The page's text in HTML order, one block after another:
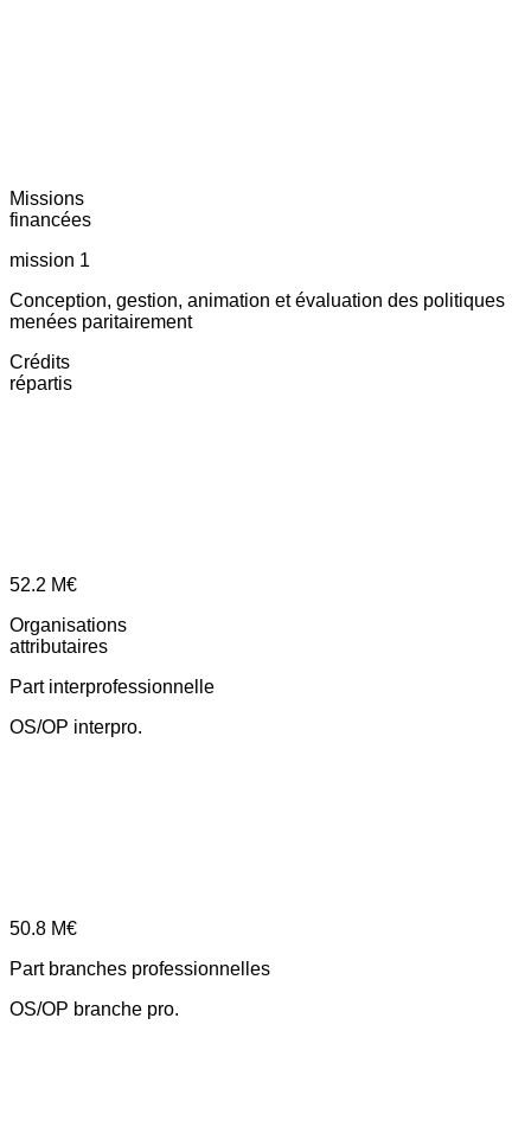
Missions
financées
mission 1
Conception, gestion, animation et évaluation des politiques
menées paritairement
Crédits
répartis
52.2 M€
Organisations
attributaires
Part interprofessionnelle
OS/OP interpro.
50.8 M€
Part branches professionnelles
OS/OP branche pro.